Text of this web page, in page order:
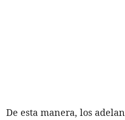
De esta manera, los